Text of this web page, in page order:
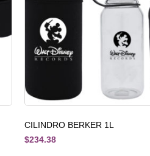
CILINDRO BERKER 1L
$234.38